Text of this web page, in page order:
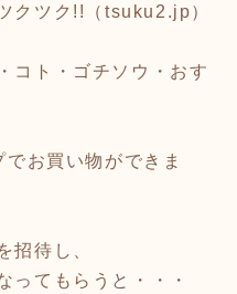
クツク!!（tsuku2.jp）
コト・ゴチソウ・おす
お買い物ができま
招待し、
ってもらうと・・・